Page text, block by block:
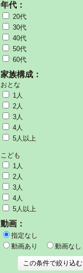
年代：
20代
30代
40代
50代
60代
家族構成：
おとな
1人
2人
3人
4人
5人以上
こども
1人
2人
3人
4人
5人以上
動画：
指定なし
動画あり
動画なし